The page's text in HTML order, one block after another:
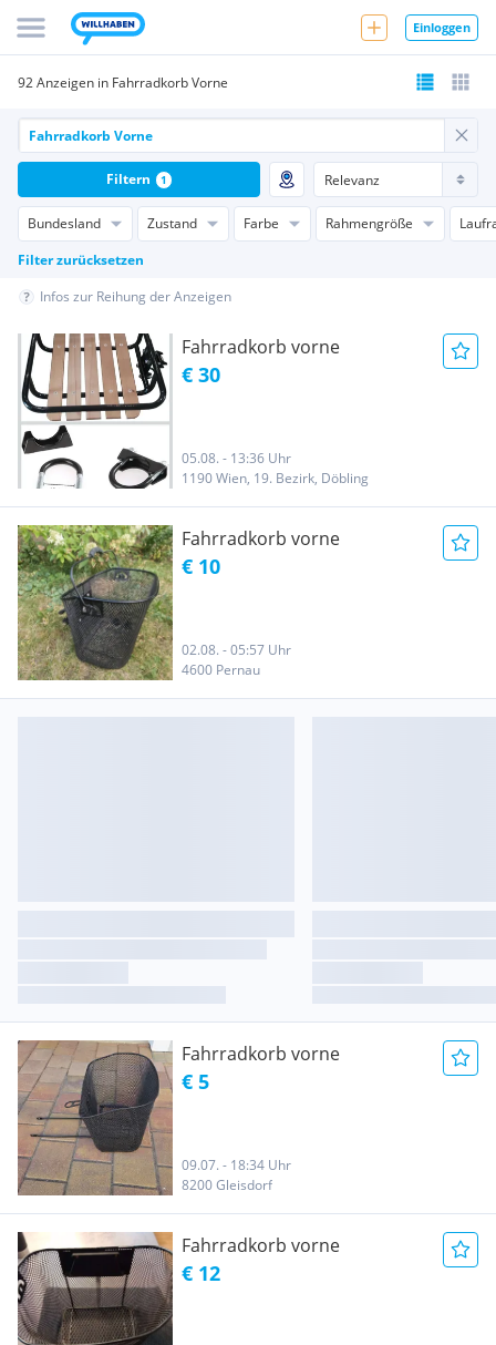
Einloggen
92 Anzeigen in Fahrradkorb Vorne
Bundesland Zustand Farbe Rahmengröße
Filter zurücksetzen
Filtern 1
Infos zur Reihung der Anzeigen
Fahrradkorb vorne
€ 30
05.08. - 13:36 Uhr
1190 Wien, 19. Bezirk, Döbling
Fahrradkorb vorne
€ 10
02.08. - 05:57 Uhr
4600 Pernau
Fahrradkorb vorne
€ 5
09.07. - 18:34 Uhr
8200 Gleisdorf
Fahrradkorb vorne
€ 12